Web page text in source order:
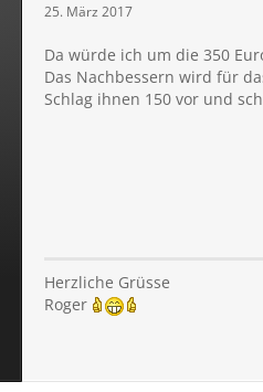
25. März 2017
Da würde ich um die 350
Das Nachbessern wird für
Schlag ihnen 150 vor und
Herzliche Grüsse
Roger